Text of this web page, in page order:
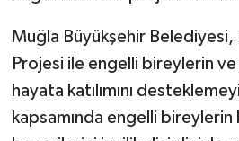
Muğla Büyükşehir Belediyesi,
Projesi ile engelli bireylerin ve
hayata katılımını
kapsamında engelli bireylerin